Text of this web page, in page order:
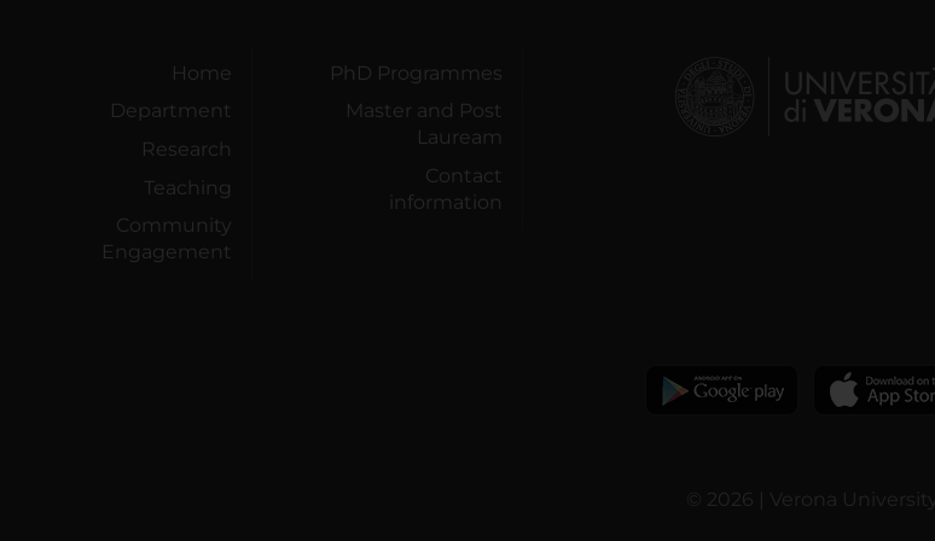
Home
Department
Research
Teaching
Community
Engagement
PhD Programmes
Master and Post
Lauream
Contact
information
© 2026 | Verona University